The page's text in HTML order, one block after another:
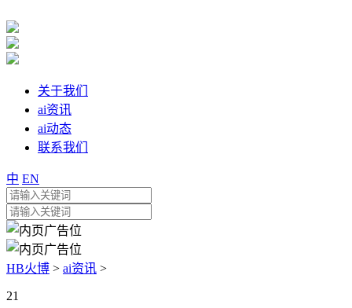
关于我们
ai资讯
ai动态
联系我们
中 EN
HB火博 > ai资讯 >
21